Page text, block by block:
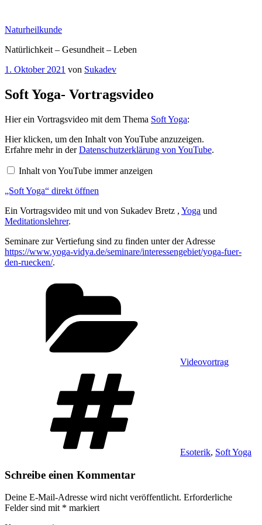
springen
Naturheilkunde
Natürlichkeit – Gesundheit – Leben
Veröffentlicht
1. Oktober 2021 von Sukadev
Soft Yoga- Vortragsvideo
Hier ein Vortragsvideo mit dem Thema Soft Yoga:
„Soft
Yoga“
von
anzeigen
Hier klicken, um den Inhalt von YouTube anzuzeigen.
Erfahre mehr in derDatenschutzerklärung von YouTube.
Inhalt von YouTube immer anzeigen
„Soft Yoga“ direkt öffnen
Ein Vortragsvideo mit und von Sukadev Bretz , Yoga und
Meditationslehrer.
Seminare zur Vertiefung sind zu finden unter der Adresse
https://www.yoga-vidya.de/seminare/interessengebiet/yoga-fuer-
den-ruecken/.
Videovortrag
Esoterik, Soft Yoga
Schreibe einen Kommentar
Deine E-Mail-Adresse wird nicht veröffentlicht. Erforderliche
Felder sind mit * markiert